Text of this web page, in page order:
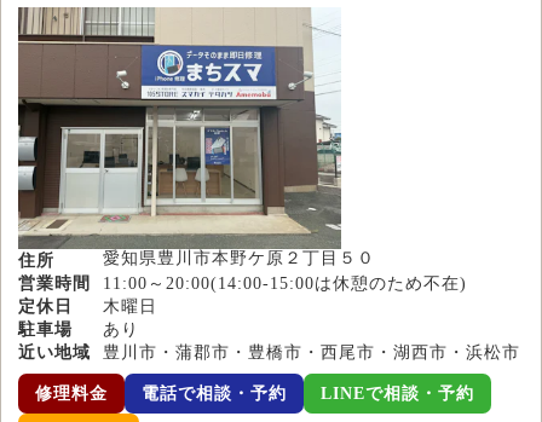
住所
愛知県豊川市本野ケ原２丁目５０
営業時間
11:00～20:00(14:00-15:00は休憩のため不在)
定休日
木曜日
駐車場
あり
近い地域
豊川市・蒲郡市・豊橋市・西尾市・湖西市・浜松市
修理料金 電話で相談・予約 LINEで相談・予約